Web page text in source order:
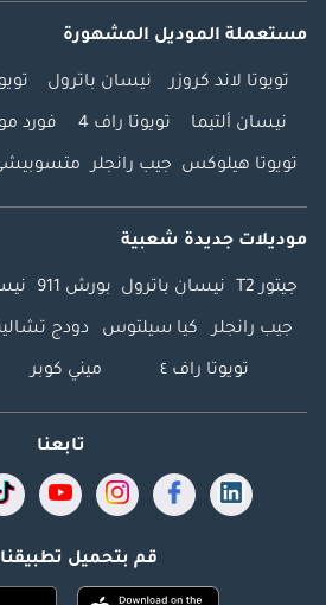
مستعملة الموديل المشهورة
تويوتا لاند كروزر نيسان باترول
نيسان ألتيما تويوتا راف 4 فورد
تويوتا هيلوكس جيب رانجلر
موديلات جديدة شعبية
جيتور T2 نيسان باترول بورش 911
جيب رانجلر كيا سيلتوس دودج
تويوتا راف ٤ ميني كوبر
تابعنا
قم بتحميل تطبيقنا